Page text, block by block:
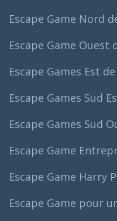
Escape Game Nord
Escape Game Ouest
Escape Games Est
Escape Games Sud
Escape Games Sud
Escape Game
Escape Game Harry
Escape Game pour